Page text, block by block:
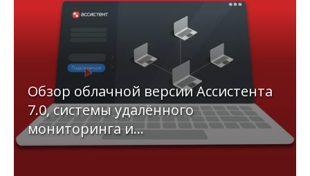
Обзор облачной версии Ассистента
7.0, системы удалённого
мониторинга и...